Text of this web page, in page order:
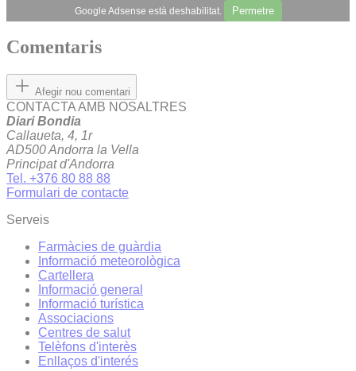
Google Adsense està deshabilitat. Permetre
Comentaris
Afegir nou comentari
CONTACTA AMB NOSALTRES
Diari Bondia
Callaueta, 4, 1r
AD500 Andorra la Vella
Principat d'Andorra
Tel. +376 80 88 88
Formulari de contacte
Serveis
Farmàcies de guàrdia
Informació meteorològica
Cartellera
Informació general
Informació turística
Associacions
Centres de salut
Telèfons d'interès
Enllaços d'interés